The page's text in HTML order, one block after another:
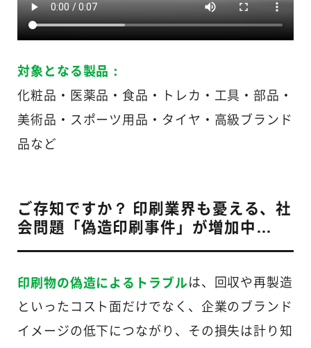
動画②（パッケージ）
対象となる製品：
化粧品・医薬品・食品・トレカ・工具・部品・
美術品・スポーツ用品・タイヤ・高級ブランド
品など
ご存知ですか？ 印刷業界も憂える、社
会問題「偽造印刷事件」が増加中…
印刷物の偽造によるトラブルは、回収や再製造
といったコスト面だけでなく、企業のブランド
イメージの低下につながり、その損失は計り知